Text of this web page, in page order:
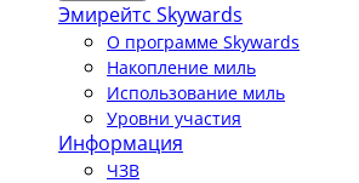
Эмирейтс Skywards
О программе Skywards
Накопление миль
Использование миль
Уровни участия
Информация
ЧЗВ